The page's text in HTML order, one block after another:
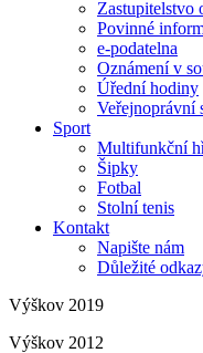
Zastupitelstvo
Povinné
e-podatelna
Oznámení v
Úřední hodiny
Veřejnoprávní
Sport
Multifunkční
Šipky
Fotbal
Stolní tenis
Kontakt
Napište nám
Důležité
Výškov 2019
Výškov 2012